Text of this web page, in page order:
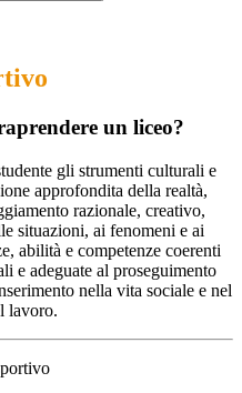
un liceo?
gli strumenti culturali e
approfondita della realtà,
razionale, creativo,
situazioni, ai fenomeni e ai
abilità e competenze coerenti
e adeguate al proseguimento
nella vita sociale e nel
lavoro.